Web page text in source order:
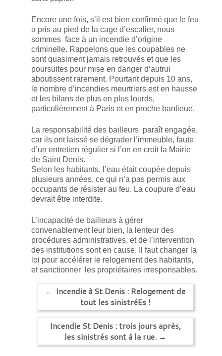
Encore une fois, s’il est bien confirmé que le feu
a pris au pied de la cage d’escalier, nous
sommes face à un incendie d’origine
criminelle. Rappelons que les coupables ne
sont quasiment jamais retrouvés et que les
poursuites pour mise en danger d‘autrui
aboutissent rarement. Pourtant depuis 10 ans,
le nombre d’incendies meurtriers est en hausse
et les bilans de plus en plus lourds,
particulièrement à Paris et en proche banlieue.
La responsabilité des bailleurs paraît engagée,
car ils ont laissé se dégrader l’immeuble, faute
d’un entretien régulier si l’on en croit la Mairie
de Saint Denis.
Selon les habitants, l’eau était coupée depuis
plusieurs années, ce qui n’a pas permis aux
occupants de résister au feu. La coupure d’eau
devrait être interdite.
L’incapacité de bailleurs à gérer
convenablement leur bien, la lenteur des
procédures administratives, et de l’intervention
des institutions sont en cause. Il faut changer la
loi pour accélérer le relogement des habitants,
et sanctionner les propriétaires irresponsables.
← Incendie à St Denis : Relogement de
tout les sinistréEs !
Incendie St Denis : trois jours après,
les sinistrés sont à la rue. →